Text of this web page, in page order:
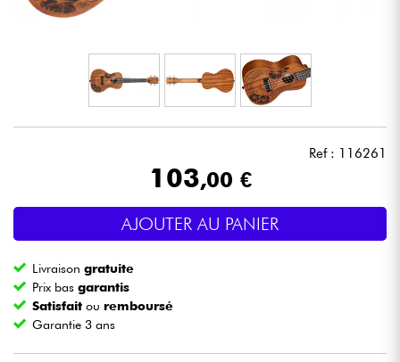
Casques
Micros & HF
Eclairage
Vents
Violons & Quatuor
Ref : 116261
103,00 €
AJOUTER AU PANIER
Livraisongratuite
Prix basgarantis
Satisfait ou remboursé
Garantie 3 ans